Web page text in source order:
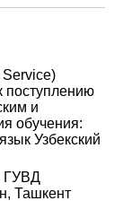
поступлению
и
обучения:
Узбекский
ГУВД
Ташкент